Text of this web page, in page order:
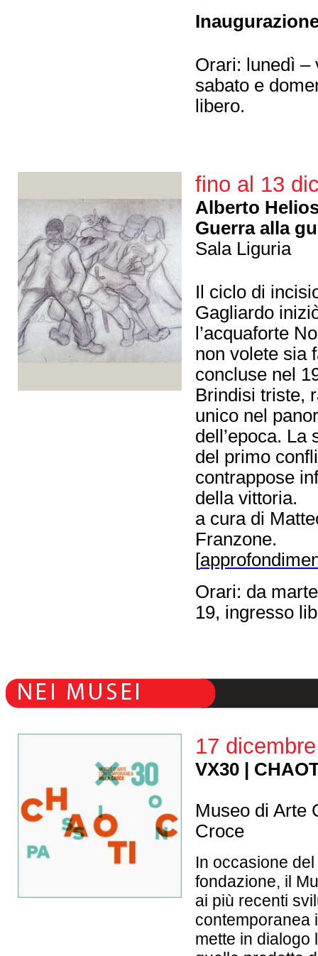
Orari: lunedì –
sabato e
libero.
fino al 13
Alberto
Guerra alla
Sala Liguria
Il ciclo di
Gagliardo
l’acquaforte
non volete sia
concluse nel
Brindisi triste,
unico nel
dell’epoca. La
del primo
contrappose
della vittoria.
a cura di
Franzone.
[
Orari: da
19, ingresso
17
VX30 |
Museo di Arte
Croce
In occasione
fondazione, il
ai più recenti
contemporanea
mette in dialogo